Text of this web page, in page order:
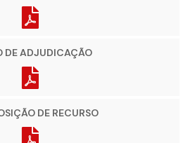
DE ADJUDICAÇÃO
DE RECURSO